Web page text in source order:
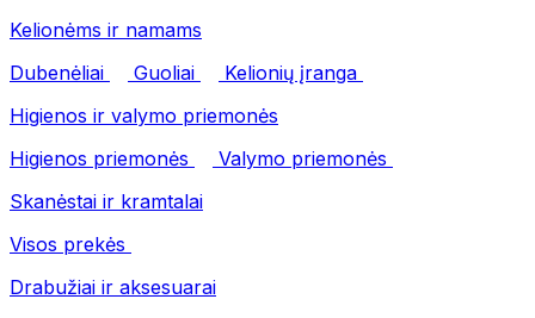
Kelionėms ir namams
Dubenėliai
Guoliai
Kelionių įranga
Higienos ir valymo priemonės
Higienos priemonės
Valymo priemonės
Skanėstai ir kramtalai
Visos prekės
Drabužiai ir aksesuarai